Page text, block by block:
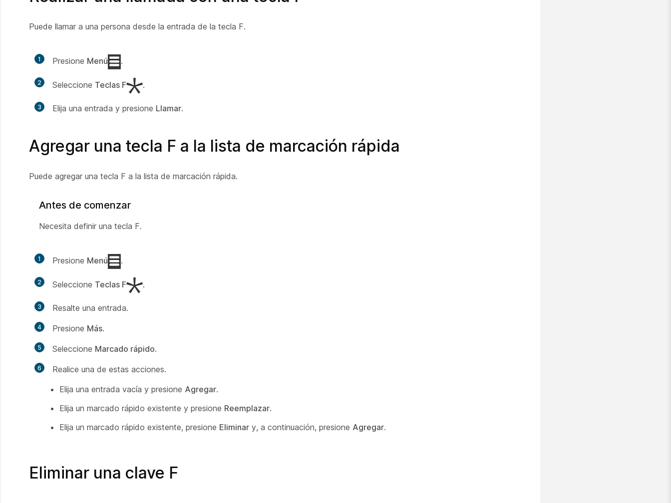
Puede llamar a una persona desde la entrada de la tecla F.
1 Presione Menú .
2 Seleccione Teclas F .
3 Elija una entrada y presione Llamar.
Agregar una tecla F a la lista de marcación rápida
Puede agregar una tecla F a la lista de marcación rápida.
Antes de comenzar
Necesita definir una tecla F.
1 Presione Menú .
2 Seleccione Teclas F .
3 Resalte una entrada.
4 Presione Más.
5 Seleccione Marcado rápido.
6
Realice una de estas acciones.
Elija una entrada vacía y presione Agregar.
Elija un marcado rápido existente y presione Reemplazar.
Elija un marcado rápido existente, presione Eliminar y, a continuación, presione Agregar.
Eliminar una clave F